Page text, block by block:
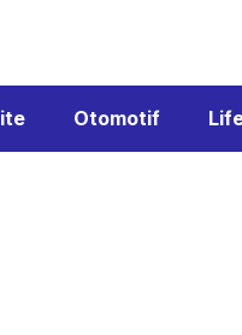
Otomotif